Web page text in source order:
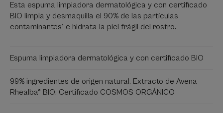
Esta espuma limpiadora dermatológica y con certificado
BIO limpia y desmaquilla el 90% de las partículas
contaminantes¹ e hidrata la piel frágil del rostro.
Espuma limpiadora dermatológica y con certificado BIO
99% ingredientes de origen natural. Extracto de Avena
Rhealba® BIO. Certificado COSMOS ORGÁNICO